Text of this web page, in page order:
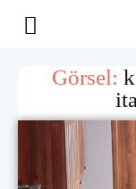
Yaşam
İlham
Görsel: